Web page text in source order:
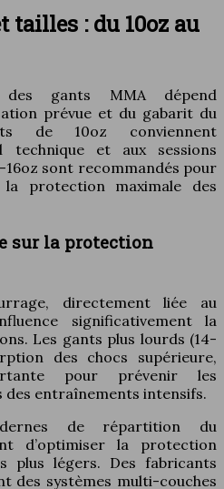
tailles : du 10oz au
gants MMA dépend
prévue et du gabarit du
de 10oz conviennent
technique et aux sessions
16oz sont recommandés pour
protection maximale des
sur la protection
directement liée au
significativement la
Les gants plus lourds (14-
des chocs supérieure,
pour prévenir les
des entraînements intensifs.
de répartition du
d’optimiser la protection
plus légers. Des fabricants
des systèmes multi-couches